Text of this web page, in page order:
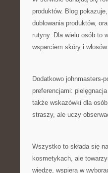
produktów. Blog
dublowania produktów,
rutyny. Dla wielu osób to
wsparciem skóry i włosów.
Dodatkowo johnmasters-
preferencjami:
także wskazówki dla
straszy, ale uczy
Wszystko to składa się
kosmetykach, ale
wiedzę, wspiera w